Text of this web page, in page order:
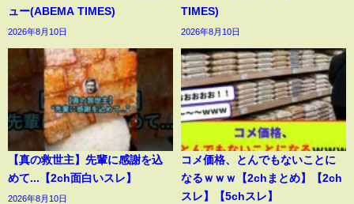
ュー(ABEMA TIMES)
2026年8月10日
TIMES)
2026年8月10日
【真の救世主】先輩に感謝を込
めて...【2ch面白いスレ】
2026年8月10日
コメ価格、とんでもないことに
なるｗｗｗ【2chまとめ】【2ch
スレ】【5chスレ】